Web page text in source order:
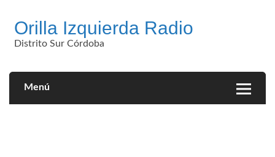
contenido
Orilla Izquierda Radio
Distrito Sur Córdoba
Menú